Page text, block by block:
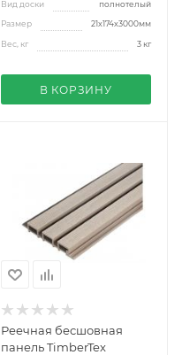
Вид доски полнотелый
Размер 21x174x3000мм
Вес, кг 3 кг
В КОРЗИНУ
Реечная бесшовная
панель TimberTex